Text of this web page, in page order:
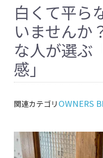
白くて平ら
いませんか
な人が選ぶ
感」
関連カテゴリOWNERS